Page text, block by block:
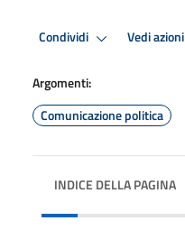
Condividi Vedi azioni
Argomenti:
Comunicazione politica
INDICE DELLA PAGINA